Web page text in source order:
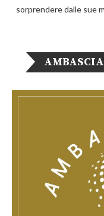
sorprendere dalle sue